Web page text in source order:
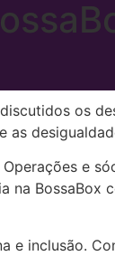
os
as
e
na
e inclusão.